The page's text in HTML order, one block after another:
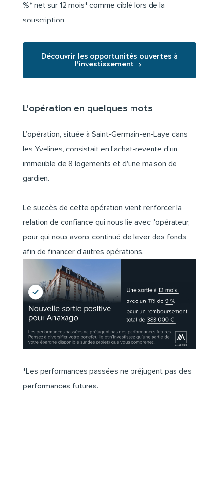
%* net sur 12 mois* comme ciblé lors de la
souscription.
Découvrir les opportunités ouvertes à
l'investissement
L’opération en quelques mots
L’opération, située à Saint-Germain-en-Laye dans
les Yvelines, consistait en l'achat-revente d'un
immeuble de 8 logements et d'une maison de
gardien.
Le succès de cette opération vient renforcer la
relation de confiance qui nous lie avec l'opérateur,
pour qui nous avons continué de lever des fonds
afin de financer d'autres opérations.
*Les performances passées ne préjugent pas des
performances futures.